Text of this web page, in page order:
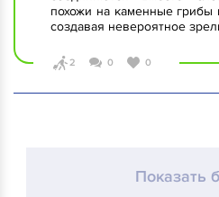
похожи на каменные
создавая невероятное
2 0 0
Показать